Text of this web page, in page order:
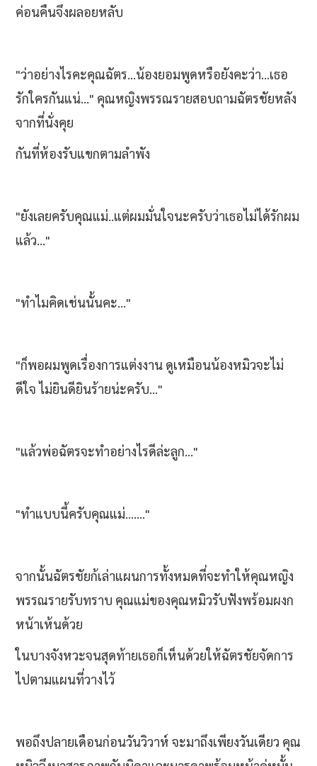
ค่อนคืนจึงผลอยหลับ
"ว่าอย่างไรคะคุณฉัตร...น้องยอมพูดหรือยังคะว่า...เธอ
รักใครกันแน่..." คุณหญิงพรรณรายสอบถามฉัตรชัยหลัง
จากที่นั่งคุย
กันที่ห้องรับแขกตามลำพัง
"ยังเลยครับคุณแม่..แต่ผมมั่นใจนะครับว่าเธอไม่ได้รักผม
แล้ว..."
"ทำไมคิดเช่นนั้นคะ..."
"ก็พอผมพูดเรื่องการแต่งงาน ดูเหมือนน้องหมิวจะไม่
ดีใจ ไม่ยินดียินร้ายน่ะครับ..."
"แล้วพ่อฉัตรจะทำอย่างไรดีล่ะลูก..."
"ทำแบบนี้ครับคุณแม่......."
จากนั้นฉัตรชัยก้เล่าแผนการทั้งหมดที่จะทำให้คุณหญิง
พรรณรายรับทราบ คุณแม่ของคุณหมิวรับฟังพร้อมผงก
หน้าเห้นด้วย
ในบางจังหวะจนสุดท้ายเธอก็เห็นด้วยให้ฉัตรชัยจัดการ
ไปตามแผนที่วางไว้
พอถึงปลายเดือนก่อนวันวิวาห์ จะมาถึงเพียงวันเดียว คุณ